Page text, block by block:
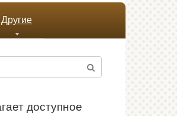
Другие
доступное